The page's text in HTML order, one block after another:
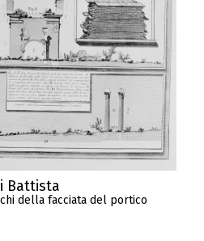
Battista
della facciata del portico